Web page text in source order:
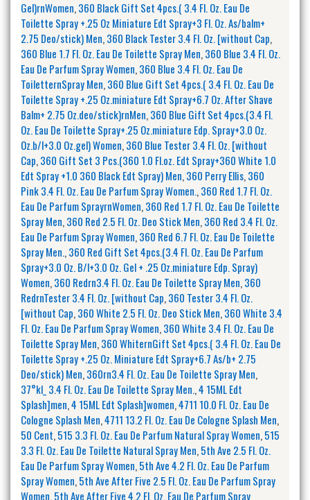
Gel)rnWomen,360 Black Gift Set 4pcs.( 3.4 Fl. Oz. Eau De
Toilette Spray +.25 Oz Miniature Edt Spray+3 Fl. Oz. As/balm+
2.75 Deo/stick) Men,360 Black Tester 3.4 Fl. Oz. [without Cap,
360 Blue 1.7 Fl. Oz. Eau De Toilette Spray Men,360 Blue 3.4 Fl. Oz.
Eau De Parfum Spray Women,360 Blue 3.4 Fl. Oz. Eau De
ToiletternSpray Men,360 Blue Gift Set 4pcs.( 3.4 Fl. Oz. Eau De
Toilette Spray +.25 Oz.miniature Edt Spray+6.7 Oz. After Shave
Balm+ 2.75 Oz.deo/stick)rnMen,360 Blue Gift Set 4pcs.(3.4 Fl.
Oz. Eau De Toilette Spray+.25 Oz.miniature Edp. Spray+3.0 Oz.
Oz.b/l+3.0 Oz.gel) Women,360 Blue Tester 3.4 Fl. Oz. [without
Cap,360 Gift Set 3 Pcs.(360 1.0 Fl.oz. Edt Spray+360 White 1.0
Edt Spray +1.0 360 Black Edt Spray) Men,360 Perry Ellis,360
Pink 3.4 Fl. Oz. Eau De Parfum Spray Women.,360 Red 1.7 Fl. Oz.
Eau De Parfum SprayrnWomen,360 Red 1.7 Fl. Oz. Eau De Toilette
Spray Men,360 Red 2.5 Fl. Oz. Deo Stick Men,360 Red 3.4 Fl. Oz.
Eau De Parfum Spray Women,360 Red 6.7 Fl. Oz. Eau De Toilette
Spray Men.,360 Red Gift Set 4pcs.(3.4 Fl. Oz. Eau De Parfum
Spray+3.0 Oz. B/l+3.0 Oz. Gel + .25 Oz.miniature Edp. Spray)
Women,360 Redrn3.4 Fl. Oz. Eau De Toilette Spray Men,360
RedrnTester 3.4 Fl. Oz. [without Cap,360 Tester 3.4 Fl. Oz.
[without Cap,360 White 2.5 Fl. Oz. Deo Stick Men,360 White 3.4
Fl. Oz. Eau De Parfum Spray Women,360 White 3.4 Fl. Oz. Eau De
Toilette Spray Men,360 WhiternGift Set 4pcs.( 3.4 Fl. Oz. Eau De
Toilette Spray +.25 Oz. Miniature Edt Spray+6.7 As/b+ 2.75
Deo/stick) Men,360rn3.4 Fl. Oz. Eau De Toilette Spray Men,
37°kl_ 3.4 Fl. Oz. Eau De Toilette Spray Men.,4 15ML Edt
Splash]men,4 15ML Edt Splash]women,4711 10.0 Fl. Oz. Eau De
Cologne Splash Men,4711 13.2 Fl. Oz. Eau De Cologne Splash Men,
50 Cent,515 3.3 Fl. Oz. Eau De Parfum Natural Spray Women,515
3.3 Fl. Oz. Eau De Toilette Natural Spray Men,5th Ave 2.5 Fl. Oz.
Eau De Parfum Spray Women,5th Ave 4.2 Fl. Oz. Eau De Parfum
Spray Women,5th Ave After Five 2.5 Fl. Oz. Eau De Parfum Spray
Women,5th Ave After Five 4.2 Fl. Oz. Eau De Parfum Spray